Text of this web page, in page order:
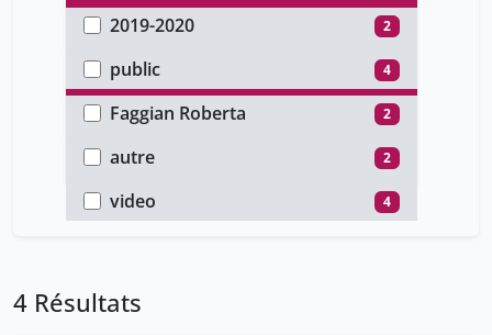
2019-2020
2
2017-2018 2
Type d'accès
public
4
Auteur
Faggian Roberta
2
Motta Manuela 2
Mottaz-Jiang Claire-Lise 2
Type de document
autre
2
cours 2
Type de média
video
4
4 Résultats